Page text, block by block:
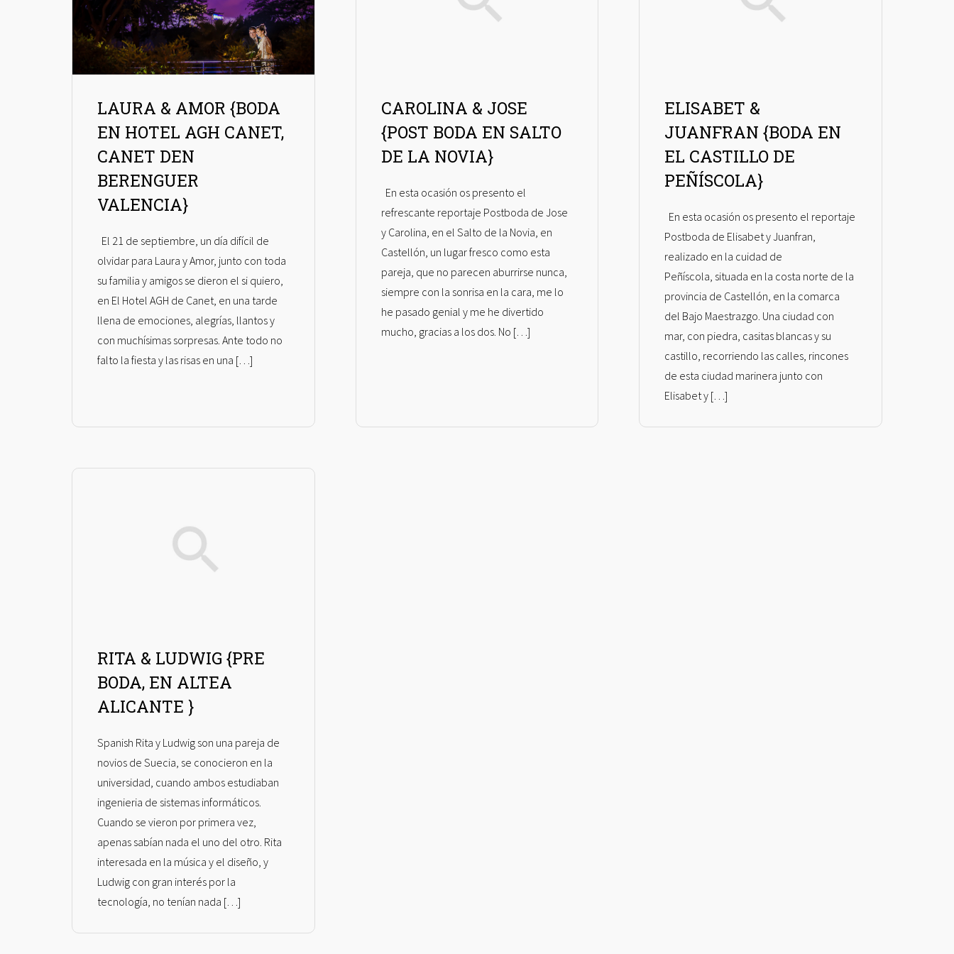
LAURA & AMOR {BODA
EN HOTEL AGH CANET,
CANET DEN
BERENGUER
VALENCIA}
El 21 de septiembre, un día difícil de
olvidar para Laura y Amor, junto con toda
su familia y amigos se dieron el si quiero,
en El Hotel AGH de Canet, en una tarde
llena de emociones, alegrías, llantos y
con muchísimas sorpresas. Ante todo no
falto la fiesta y las risas en una […]
CAROLINA & JOSE
{POST BODA EN SALTO
DE LA NOVIA}
En esta ocasión os presento el
refrescante reportaje Postboda de Jose
y Carolina, en el Salto de la Novia, en
Castellón, un lugar fresco como esta
pareja, que no parecen aburrirse nunca,
siempre con la sonrisa en la cara, me lo
he pasado genial y me he divertido
mucho, gracias a los dos. No […]
ELISABET &
JUANFRAN {BODA EN
EL CASTILLO DE
PEÑÍSCOLA}
En esta ocasión os presento el reportaje
Postboda de Elisabet y Juanfran,
realizado en la cuidad de
Peñíscola, situada en la costa norte de la
provincia de Castellón, en la comarca
del Bajo Maestrazgo. Una ciudad con
mar, con piedra, casitas blancas y su
castillo, recorriendo las calles, rincones
de esta ciudad marinera junto con
Elisabet y […]
RITA & LUDWIG {PRE
BODA, EN ALTEA
ALICANTE }
Spanish Rita y Ludwig son una pareja de
novios de Suecia, se conocieron en la
universidad, cuando ambos estudiaban
ingenieria de sistemas informáticos.
Cuando se vieron por primera vez,
apenas sabían nada el uno del otro. Rita
interesada en la música y el diseño, y
Ludwig con gran interés por la
tecnología, no tenían nada […]